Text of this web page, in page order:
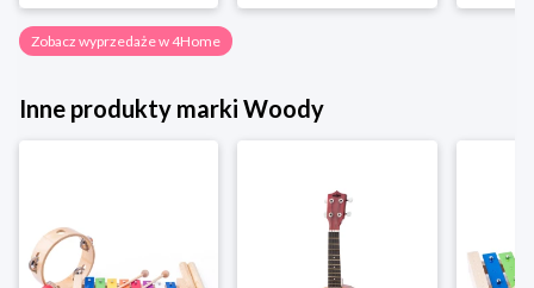
Zobacz wyprzedaże w 4Home
Inne produkty marki Woody